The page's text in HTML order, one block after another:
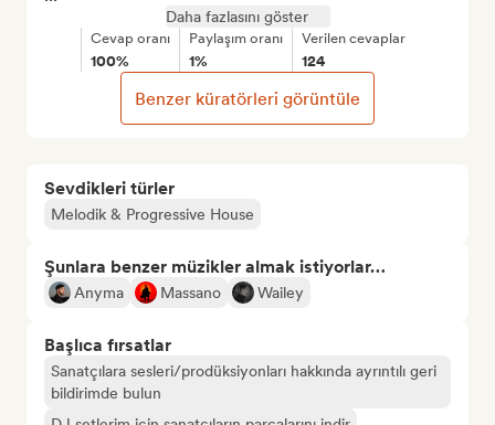
Sevdikleri türler
Melodik & Progressive House
Şunlara benzer müzikler almak istiyorlar…
Anyma Massano Wailey
Başlıca fırsatlar
Sanatçılara sesleri/prodüksiyonları hakkında ayrıntılı geri
bildirimde bulun
Daha fazlasını göster
Cevap oranı
100%
Paylaşım oranı
1%
Verilen cevaplar
124
Benzer küratörleri görüntüle